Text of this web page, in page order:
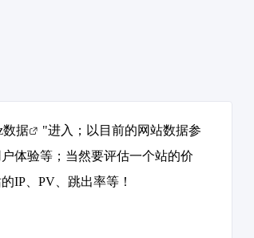
数据
"进入；以目前的网站数据参
体验等；当然要评估一个站的价
IP、PV、跳出率等！